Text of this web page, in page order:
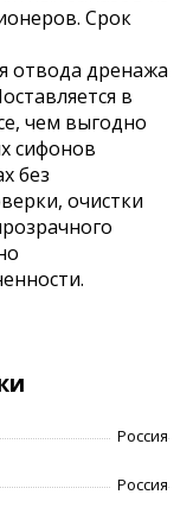
Срок
отвода дренажа
в
чем выгодно
сифонов
без
очистки
Россия
Россия